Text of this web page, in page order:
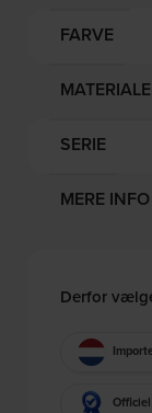
FARVE
MATERIALE
SERIE
MERE INFO
Derfor